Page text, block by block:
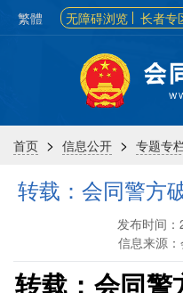
繁體 无障碍浏览 长者专
首页 > 信息公开 > 专题专
转载：会同警方
发布时间
信息来源
转载：会同警